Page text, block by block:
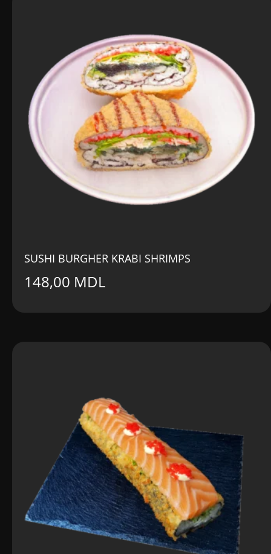
SUSHI BURGHER KRABI SHRIMPS
148,00 MDL